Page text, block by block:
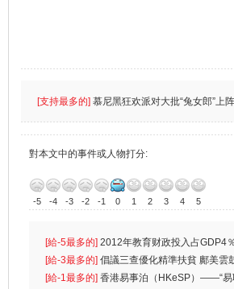
[支持最多的] 慕尼黑狂欢派对大批“兔女郎”上
對本文中的事件或人物打分:
-5 -4 -3 -2 -1 0 1 2 3 4 5
[給-5最多的] 2012年教育财政投入占GDP4
首位
[給-3最多的] 倡議三查優化精準扶貧 鄺美雲
生
[給-1最多的] 香港易事泊（HKeSP）——“易